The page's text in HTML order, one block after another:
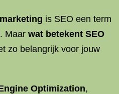
is SEO een term
Maar wat betekent SEO
zo belangrijk voor jouw
Optimization,